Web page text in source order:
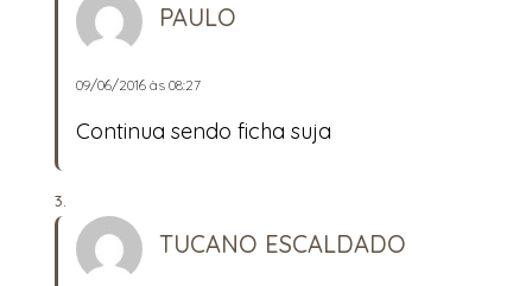
PAULO
09/06/2016 às 08:27
Continua sendo ficha suja
TUCANO ESCALDADO